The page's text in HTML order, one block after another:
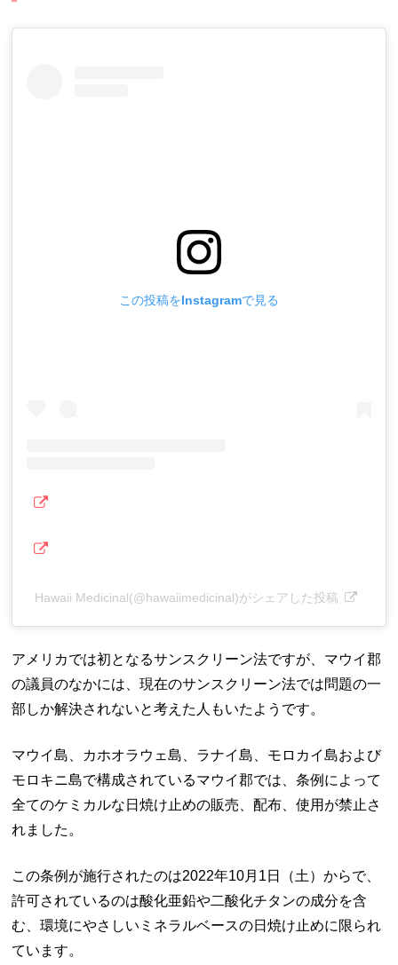
この投稿をInstagramで見る
Hawaii Medicinal(@hawaiimedicinal)がシェアした投稿
アメリカでは初となるサンスクリーン法ですが、マウイ郡
の議員のなかには、現在のサンスクリーン法では問題の一
部しか解決されないと考えた人もいたようです。
マウイ島、カホオラウェ島、ラナイ島、モロカイ島および
モロキニ島で構成されているマウイ郡では、条例によって
全てのケミカルな日焼け止めの販売、配布、使用が禁止さ
れました。
この条例が施行されたのは2022年10月1日（土）からで、
許可されているのは酸化亜鉛や二酸化チタンの成分を含
む、環境にやさしいミネラルベースの日焼け止めに限られ
ています。